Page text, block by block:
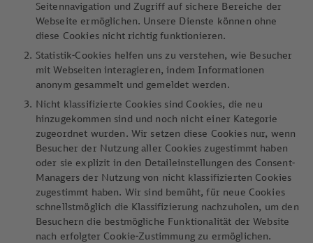
Seitennavigation und Zugriff auf sichere Bereiche der
Webseite ermöglichen. Unsere Dienste können ohne
diese Cookies nicht richtig funktionieren.
Statistik-Cookies helfen uns zu verstehen, wie Besucher
mit Webseiten interagieren, indem Informationen
anonym gesammelt und gemeldet werden.
Nicht klassifizierte Cookies sind Cookies, die neu
hinzugekommen sind und noch nicht einer Kategorie
zugeordnet wurden. Wir setzen diese Cookies nur, wenn
Besucher der Nutzung aller Cookies zugestimmt haben
oder sie explizit in den Detaileinstellungen des Consent-
Managers der Nutzung von nicht klassifizierten Cookies
zugestimmt haben. Wir sind bemüht, für neue Cookies
schnellstmöglich die Klassifizierung nachzuholen, um den
Besuchern die bestmögliche Funktionalität der Website
nach erfolgter Cookie-Zustimmung zu ermöglichen.